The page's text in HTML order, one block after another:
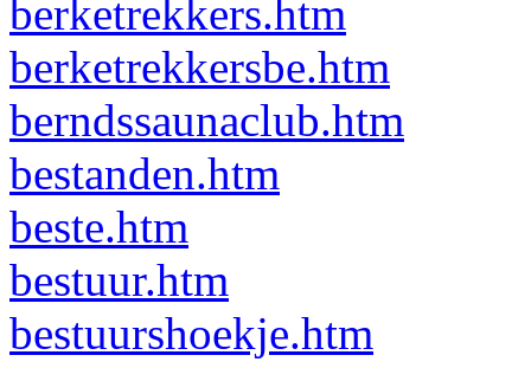
berketrekkers.htm
berketrekkersbe.htm
berndssaunaclub.htm
bestanden.htm
beste.htm
bestuur.htm
bestuurshoekje.htm